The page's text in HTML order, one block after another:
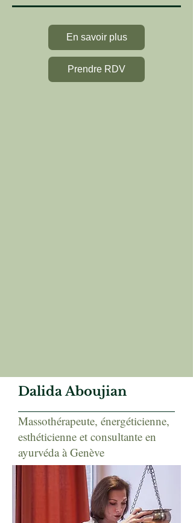
En savoir plus
Prendre RDV
Dalida Aboujian
Massothérapeute, énergéticienne,
esthéticienne et consultante en
ayurvéda à Genève